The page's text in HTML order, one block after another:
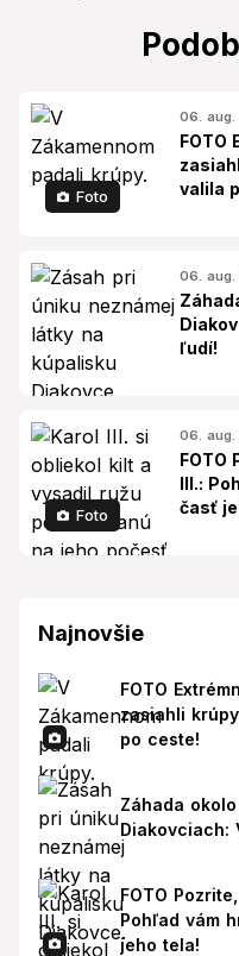
Foto
06. aug.
FOTO
valila
06. aug.
ľudí!
Foto
06. aug.
FOTO
III.:
časť
Najnovšie
FOTO
zasiahli
po ceste!
Záhada
Diakovciach:
FOTO
Pohľad vám
jeho tela!